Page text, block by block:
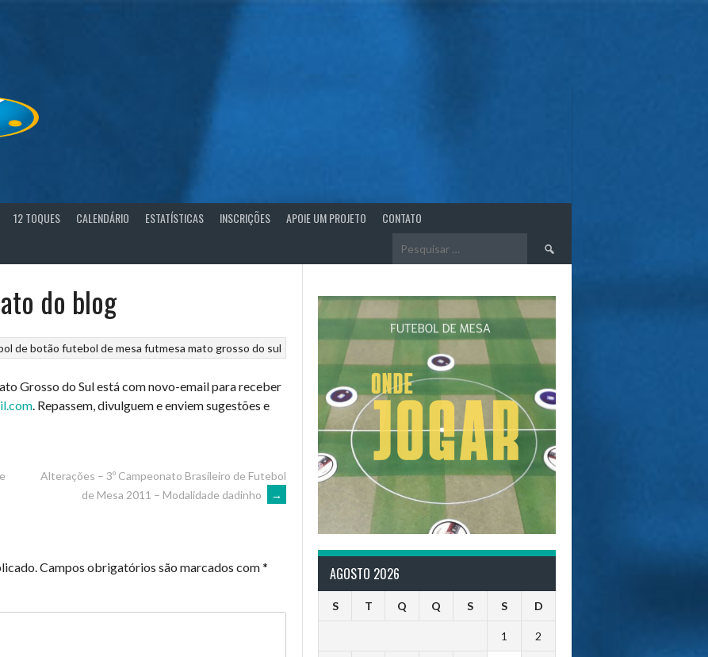
12 TOQUES CALENDÁRIO ESTATÍSTICAS INSCRIÇÕES APOIE UM PROJETO CONTATO
Pesquisar
por:
do blog
de botão futebol de mesa futmesa mato grosso do sul
Grosso do Sul está com novo-email para receber
. Repassem, divulguem e enviem sugestões e
Alterações – 3º Campeonato Brasileiro de Futebol
de Mesa 2011 – Modalidade dadinho
→
Campos obrigatórios são marcados com* AGOSTO 2026
S T Q Q S S D
1 2